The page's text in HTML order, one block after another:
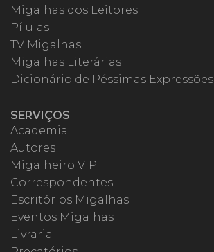
Migalhas dos Leitores
Pílulas
TV Migalhas
Migalhas Literárias
Dicionário de Péssimas Expressões
SERVIÇOS
Academia
Autores
Migalheiro VIP
Correspondentes
Escritórios Migalhas
Eventos Migalhas
Livraria